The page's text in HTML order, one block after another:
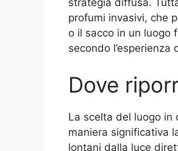
strategia diffusa.
profumi invasivi, che
o il sacco in un luogo
secondo
Dove
La scelta del luogo in
maniera significativa
lontani dalla luce